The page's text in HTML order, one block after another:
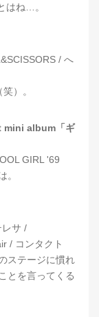
はね…。
/ へ
）。
mini album「ギ
GIRL '69
。
サ /
/ コンタクト
ステージに慣れ
とを言ってくる